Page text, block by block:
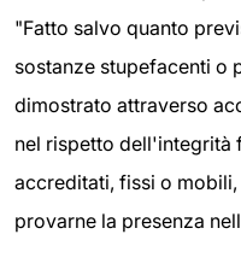
"Fatto salvo quanto
sostanze stupefacenti o
dimostrato attraverso
nel rispetto dell'integrità
accreditati, fissi o
provarne la presenza